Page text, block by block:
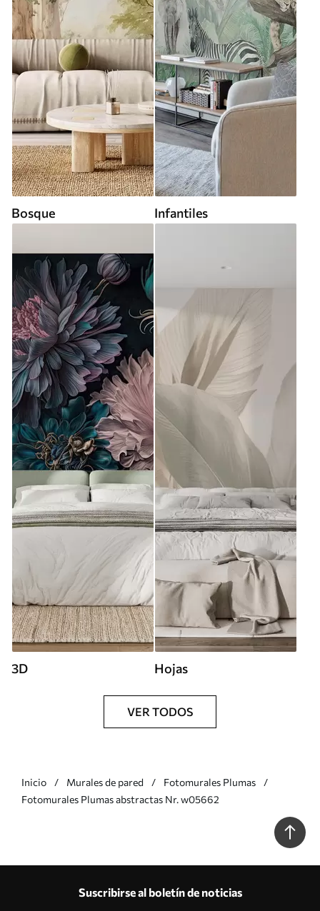
Bosque Infantiles
3D Hojas
VER TODOS
Inicio Murales de pared
Fotomurales Plumas
Fotomurales Plumas abstractas Nr. w05662
Suscribirse al boletín de noticias